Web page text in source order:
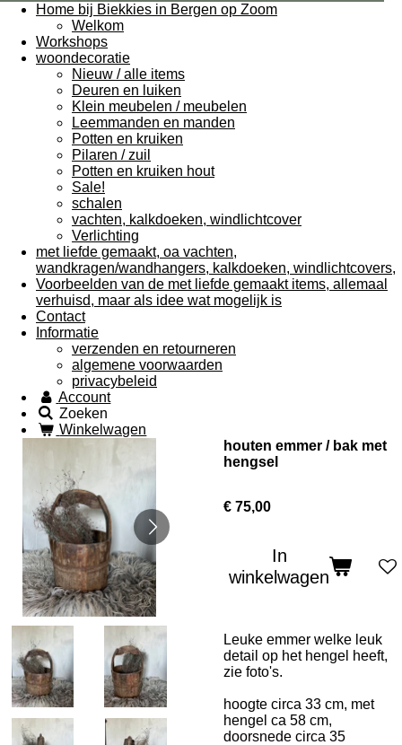
Home bij Biekkies in Bergen op Zoom
Welkom
Workshops
woondecoratie
Nieuw / alle items
Deuren en luiken
Klein meubelen / meubelen
Leemmanden en manden
Potten en kruiken
Pilaren / zuil
Potten en kruiken hout
Sale!
schalen
vachten, kalkdoeken, windlichtcover
Verlichting
met liefde gemaakt, oa vachten,
wandkragen/wandhangers, kalkdoeken, windlichtcovers,
Voorbeelden van de met liefde gemaakt items, allemaal
verhuisd, maar als idee wat mogelijk is
Contact
Informatie
verzenden en retourneren
algemene voorwaarden
privacybeleid
Account
Zoeken
Winkelwagen
houten emmer / bak met
hengsel
€ 75,00
In
winkelwagen
Leuke emmer welke leuk
detail op het hengel heeft,
zie foto's.
hoogte circa 33 cm, met
hengel ca 58 cm,
doorsnede circa 35